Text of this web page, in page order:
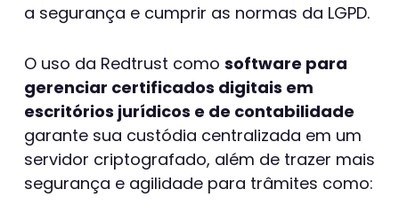
a segurança e cumprir as normas da LGPD.
O uso da Redtrust como software para
gerenciar certificados digitais em
escritórios jurídicos e de contabilidade
garante sua custódia centralizada em um
servidor criptografado, além de trazer mais
segurança e agilidade para trâmites como: